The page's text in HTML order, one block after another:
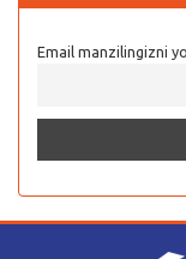
Email manzilingizni